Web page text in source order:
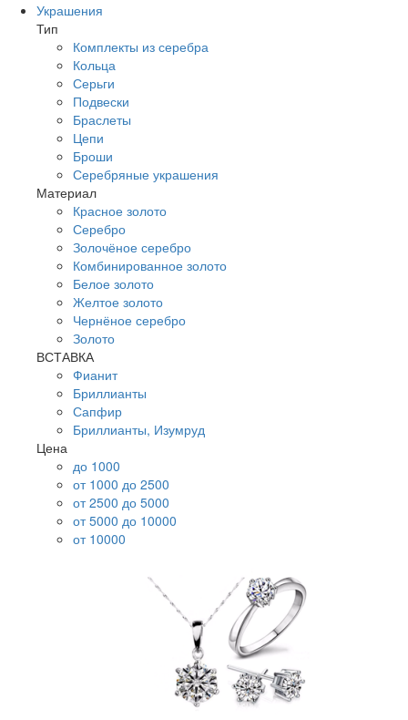
Украшения
Тип
Комплекты из серебра
Кольца
Серьги
Подвески
Браслеты
Цепи
Броши
Серебряные украшения
Материал
Красное золото
Серебро
Золочёное серебро
Комбинированное золото
Белое золото
Желтое золото
Чернёное серебро
Золото
ВСТАВКА
Фианит
Бриллианты
Сапфир
Бриллианты, Изумруд
Цена
до 1000
от 1000 до 2500
от 2500 до 5000
от 5000 до 10000
от 10000